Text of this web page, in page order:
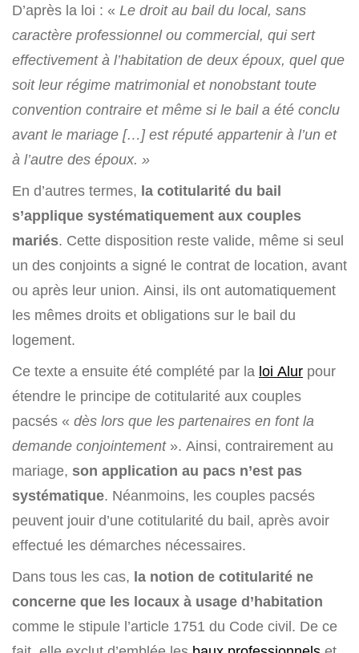
D’après la loi : « Le droit au bail du local, sans
caractère professionnel ou commercial, qui sert
effectivement à l’habitation de deux époux, quel que
soit leur régime matrimonial et nonobstant toute
convention contraire et même si le bail a été conclu
avant le mariage […] est réputé appartenir à l’un et
à l’autre des époux. »
En d’autres termes, la cotitularité du bail
s’applique systématiquement aux couples
mariés. Cette disposition reste valide, même si seul
un des conjoints a signé le contrat de location, avant
ou après leur union. Ainsi, ils ont automatiquement
les mêmes droits et obligations sur le bail du
logement.
Ce texte a ensuite été complété par la loi Alur pour
étendre le principe de cotitularité aux couples
pacsés « dès lors que les partenaires en font la
demande conjointement». Ainsi, contrairement au
mariage, son application au pacs n’est pas
systématique. Néanmoins, les couples pacsés
peuvent jouir d’une cotitularité du bail, après avoir
effectué les démarches nécessaires.
Dans tous les cas, la notion de cotitularité ne
concerne que les locaux à usage d’habitation
comme le stipule l’article 1751 du Code civil. De ce